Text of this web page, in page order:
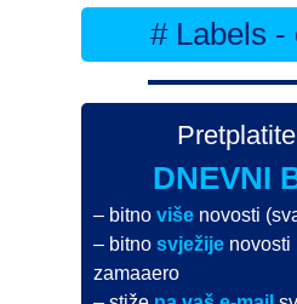
# Labels -
DNEVNI
– bitnoviše novosti
– bitnosvježije novosti
zamaaero